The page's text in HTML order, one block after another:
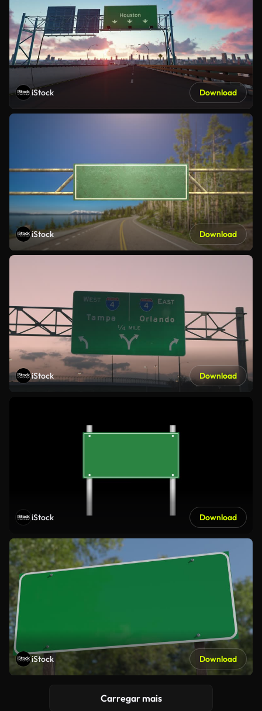
iStock Download
iStock Download
iStock Download
iStock Download
iStock Download
Carregar mais